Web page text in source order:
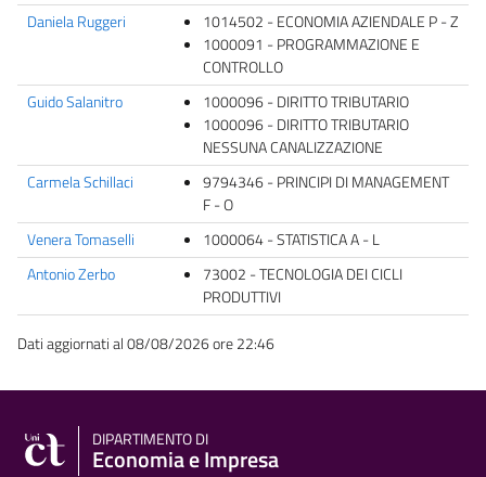
Daniela Ruggeri
1014502 - ECONOMIA AZIENDALE P - Z
1000091 - PROGRAMMAZIONE E
CONTROLLO
Guido Salanitro
1000096 - DIRITTO TRIBUTARIO
1000096 - DIRITTO TRIBUTARIO
NESSUNA CANALIZZAZIONE
Carmela Schillaci
9794346 - PRINCIPI DI MANAGEMENT
F - O
Venera Tomaselli
1000064 - STATISTICA A - L
Antonio Zerbo
73002 - TECNOLOGIA DEI CICLI
PRODUTTIVI
Dati aggiornati al 08/08/2026 ore 22:46
DIPARTIMENTO DI
Economia e Impresa